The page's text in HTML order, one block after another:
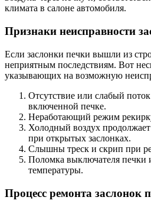
климата в салоне автомобиля.
Признаки неисправности
Если заслонки печки вышли из
неприятным последствиям. Вот
указывающих на возможную
Отсутствие или слабый
включенной печке.
Неработающий режим
Холодный воздух
при открытых заслонках.
Слышны треск и скрип при
Поломка выключателя печки
температуры.
Процесс ремонта заслонок